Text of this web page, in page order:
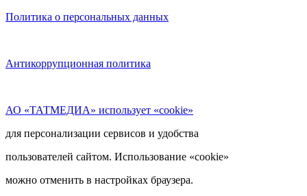
Политика о персональных данных
Антикоррупционная политика
АО «ТАТМЕДИА» использует «cookie»
для персонализации сервисов и удобства
пользователей сайтом. Использование «cookie»
можно отменить в настройках браузера.